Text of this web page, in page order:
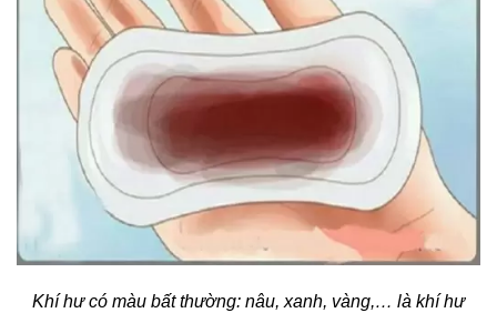
Khí hư có màu bất thường: nâu, xanh, vàng,… là khí hư